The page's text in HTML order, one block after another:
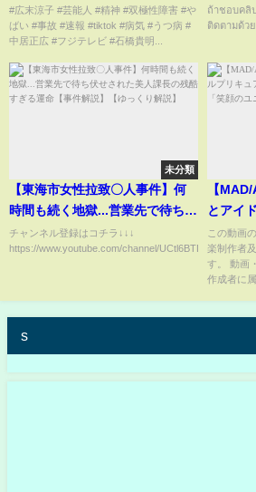
精神状態 #広末涼子 #芸能人 #
双極性障害 #shorts
#広末涼子 #芸能人 #精神 #双極性障害 #や
ばい #事故 #速報 #tiktok #病気 #うつ病 #
中居正広 #フジテレビ #石橋貴明...
- THUb
ถ้าชอบคลิ
ติดตามด้วย
未分類
【東海市女性拉致〇人事件】何
時間も続く地獄...営業先で待ち伏
せされた美人課長の残酷すぎる
運命【事件解説】【ゆっくり解
チャンネル登録はコチラ↓↓↓
https://www.youtube.com/channel/
【
とアイ
アイド
ユニゾ
この動画
楽制作者
す。 動画
作成者に
s